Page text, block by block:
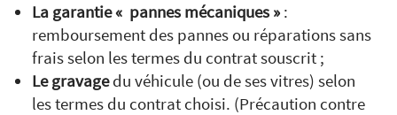
La garantie « pannes mécaniques » :
remboursement des pannes ou réparations sans
frais selon les termes du contrat souscrit ;
Le gravagedu véhicule (ou de ses vitres) selon
les termes du contrat choisi. (Précaution contre